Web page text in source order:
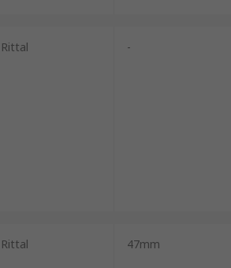
Rittal -
Rittal 47mm